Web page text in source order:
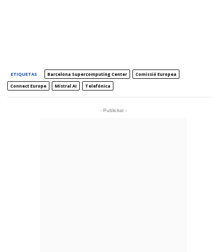
ETIQUETAS Barcelona Supercomputing Center
Comissió Europea
Connect Europe
Mistral AI Telefónica
- Publicitat -